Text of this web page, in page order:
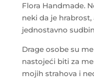
Flora Handmade.
neki da je
jednostavno
Drage osobe su
nastojeći biti za
mojih strahova i